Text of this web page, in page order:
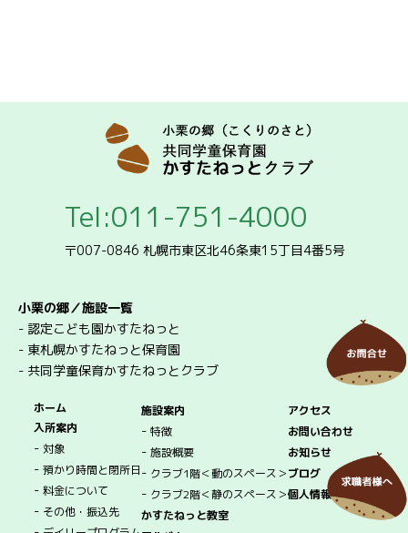
Tel:011-751-4000
〒007-0846 札幌市東区北46条東15丁目4番5号
小栗の郷／施設一覧
- 認定こども園かすたねっと
- 東札幌かすたねっと保育園
- 共同学童保育かすたねっとクラブ
ホーム
入所案内
- 対象
- 預かり時間と閉所日
- 料金について
- その他・振込先
施設案内
- 特徴
- 施設概要
- クラブ1階＜動のスペース＞
- クラブ2階＜静のスペース＞
かすたねっと教室
アクセス
お問い合わせ
お知らせ
ブログ
個人情報保護方針